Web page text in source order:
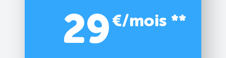
29€/mois **